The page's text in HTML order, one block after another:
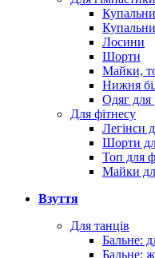
Лосини
Шорти
Майки,
Нижня
Одяг для
Для фітнесу
Легінси
Шорти
Топ для
Майки
Взуття
Для танців
Бальне:
Бальне: